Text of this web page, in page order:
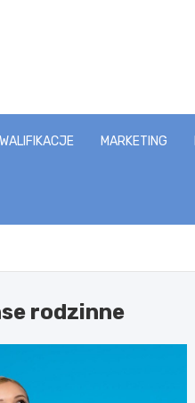
MARKETING
rodzinne